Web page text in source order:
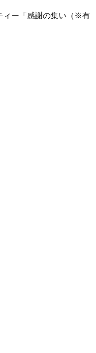
ィー「感謝の集い（※有